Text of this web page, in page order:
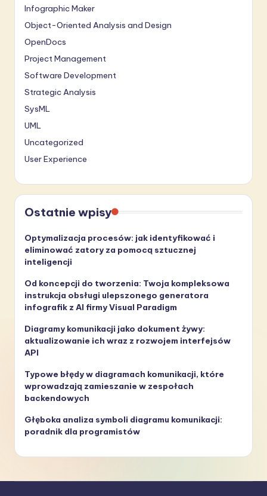
Infographic Maker
Object-Oriented Analysis and Design
OpenDocs
Project Management
Software Development
Strategic Analysis
SysML
UML
Uncategorized
User Experience
Ostatnie wpisy
Optymalizacja procesów: jak identyfikować i
eliminować zatory za pomocą sztucznej
inteligencji
Od koncepcji do tworzenia: Twoja kompleksowa
instrukcja obsługi ulepszonego generatora
infografik z AI firmy Visual Paradigm
Diagramy komunikacji jako dokument żywy:
aktualizowanie ich wraz z rozwojem interfejsów
API
Typowe błędy w diagramach komunikacji, które
wprowadzają zamieszanie w zespołach
backendowych
Głęboka analiza symboli diagramu komunikacji:
poradnik dla programistów